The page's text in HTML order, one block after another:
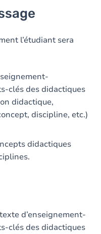
l’étudiant sera
clés des didactiques
didactique,
discipline, etc.)
didactiques
d’enseignement-
clés des didactiques